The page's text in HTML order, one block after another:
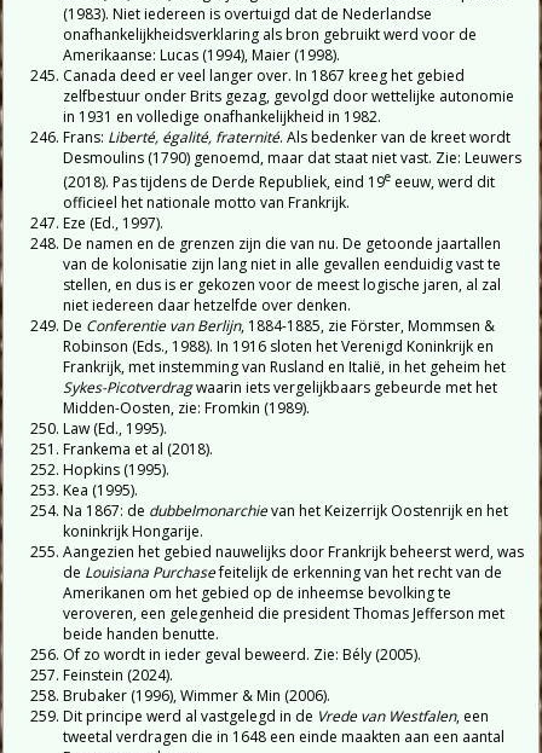
(1983). Niet iedereen is overtuigd dat de Nederlandse
onafhankelijkheidsverklaring als bron gebruikt werd voor de
Amerikaanse: Lucas (1994), Maier (1998).
Canada deed er veel langer over. In 1867 kreeg het gebied
zelfbestuur onder Brits gezag, gevolgd door wettelijke autonomie
in 1931 en volledige onafhankelijkheid in 1982.
Frans: Liberté, égalité, fraternité. Als bedenker van de kreet wordt
Desmoulins (1790) genoemd, maar dat staat niet vast. Zie: Leuwers
(2018). Pas tijdens de Derde Republiek, eind 19e eeuw, werd dit
officieel het nationale motto van Frankrijk.
Eze (Ed., 1997).
De namen en de grenzen zijn die van nu. De getoonde jaartallen
van de kolonisatie zijn lang niet in alle gevallen eenduidig vast te
stellen, en dus is er gekozen voor de meest logische jaren, al zal
niet iedereen daar hetzelfde over denken.
De Conferentie van Berlijn, 1884-1885, zie Förster, Mommsen &
Robinson (Eds., 1988). In 1916 sloten het Verenigd Koninkrijk en
Frankrijk, met instemming van Rusland en Italië, in het geheim het
Sykes-Picotverdragwaarin iets vergelijkbaars gebeurde met het
Midden-Oosten, zie: Fromkin (1989).
Law (Ed., 1995).
Frankema et al (2018).
Hopkins (1995).
Kea (1995).
Na 1867: de dubbelmonarchievan het Keizerrijk Oostenrijk en het
koninkrijk Hongarije.
Aangezien het gebied nauwelijks door Frankrijk beheerst werd, was
de Louisiana Purchasefeitelijk de erkenning van het recht van de
Amerikanen om het gebied op de inheemse bevolking te
veroveren, een gelegenheid die president Thomas Jefferson met
beide handen benutte.
Of zo wordt in ieder geval beweerd. Zie: Bély (2005).
Feinstein (2024).
Brubaker (1996), Wimmer & Min (2006).
Dit principe werd al vastgelegd in de Vrede van Westfalen, een
tweetal verdragen die in 1648 een einde maakten aan een aantal